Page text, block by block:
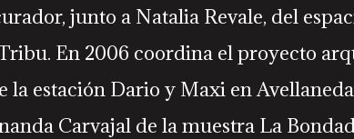
junto a Natalia Revale, del
En 2006 coordina el proyecto
estación Dario y Maxi en
Carvajal de la muestra La